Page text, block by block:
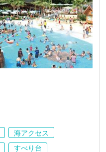
海アクセス
すべり台